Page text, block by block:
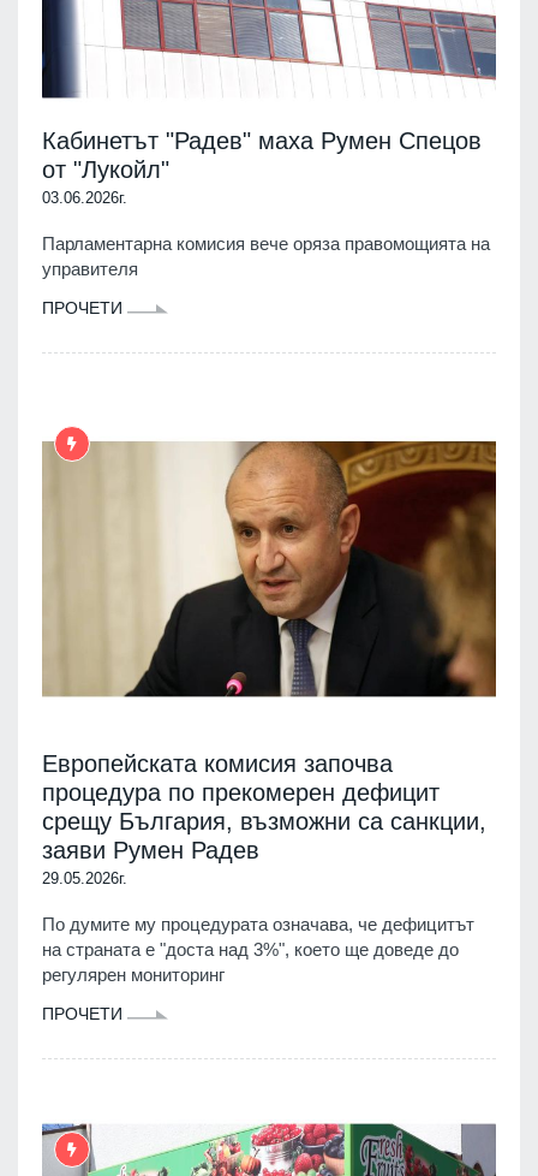
Кабинетът "Радев" маха Румен Спецов
от "Лукойл"
03.06.2026г.
Парламентарна комисия вече оряза правомощията на
управителя
ПРОЧЕТИ
Европейската комисия започва
процедура по прекомерен дефицит
срещу България, възможни са санкции,
заяви Румен Радев
29.05.2026г.
По думите му процедурата означава, че дефицитът
на страната е "доста над 3%", което ще доведе до
регулярен мониторинг
ПРОЧЕТИ